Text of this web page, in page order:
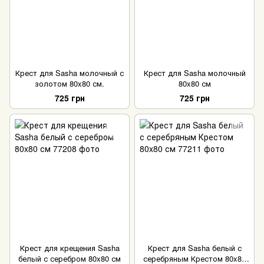
Крест для Sasha молочный с
золотом 80x80 см.
725 грн
Крест для Sasha молочный
80x80 см
725 грн
Крест для крещения Sasha
белый с серебром 80x80 см
Крест для Sasha белый с
серебряным Крестом 80x80